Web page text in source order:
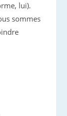
lui).
sommes